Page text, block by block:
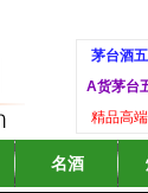
茅台酒
A货茅台
精品高
名酒